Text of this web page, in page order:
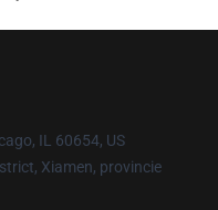
IL 60654, US
Xiamen, provincie